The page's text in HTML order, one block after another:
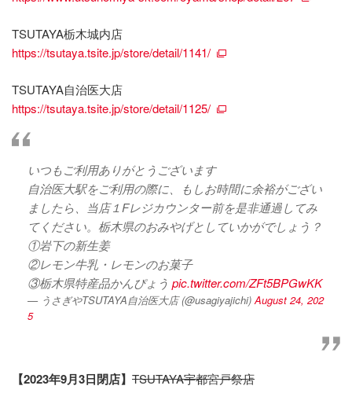
TSUTAYA栃木城内店
https://tsutaya.tsite.jp/store/detail/1141/
TSUTAYA自治医大店
https://tsutaya.tsite.jp/store/detail/1125/
いつもご利用ありがとうございます
自治医大駅をご利用の際に、もしお時間に余裕がござい
ましたら、当店１Fレジカウンター前を是非通過してみ
てください。栃木県のおみやげとしていかがでしょう？
①岩下の新生姜
②レモン牛乳・レモンのお菓子
③栃木県特産品かんぴょう pic.twitter.com/ZFt5BPGwKK
— うさぎやTSUTAYA自治医大店 (@usagiyajichi)August 24, 202
5
【2023年9月3日閉店】 TSUTAYA宇都宮戸祭店